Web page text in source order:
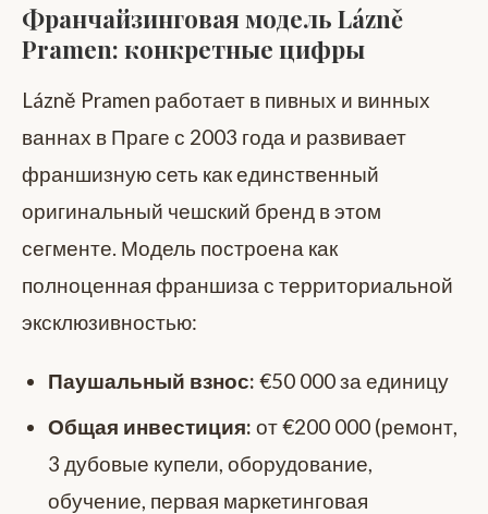
Франчайзинговая модель Lázně
Pramen: конкретные цифры
Lázně Pramen работает в пивных и винных
ваннах в Праге с 2003 года и развивает
франшизную сеть как единственный
оригинальный чешский бренд в этом
сегменте. Модель построена как
полноценная франшиза с территориальной
эксклюзивностью:
Паушальный взнос: €50 000 за единицу
Общая инвестиция: от €200 000 (ремонт,
3 дубовые купели, оборудование,
обучение, первая маркетинговая